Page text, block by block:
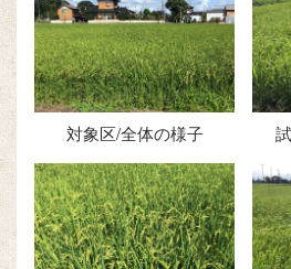
対象区/全体の様子